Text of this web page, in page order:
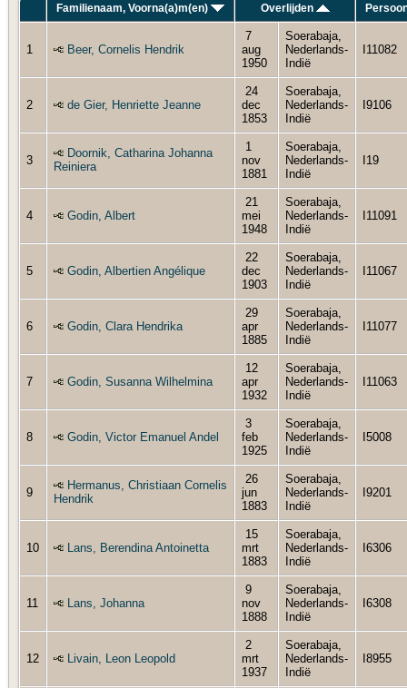
Familienaam, Voorna(a)m(en) Overlijden
1 Beer, Cornelis Hendrik
7
aug
1950
Soerabaja,
Nederlands-
Indië
I11082
2 de Gier, Henriette Jeanne
24
dec
1853
Soerabaja,
Nederlands-
Indië
I9106
3
Doornik, Catharina Johanna
Reiniera
1
nov
1881
Soerabaja,
Nederlands-
Indië
I19
4 Godin, Albert
21
mei
1948
Soerabaja,
Nederlands-
Indië
I11091
5 Godin, Albertien Angélique
22
dec
1903
Soerabaja,
Nederlands-
Indië
I11067
6 Godin, Clara Hendrika
29
apr
1885
Soerabaja,
Nederlands-
Indië
I11077
7 Godin, Susanna Wilhelmina
12
apr
1932
Soerabaja,
Nederlands-
Indië
I11063
8 Godin, Victor Emanuel Andel
3
feb
1925
Soerabaja,
Nederlands-
Indië
I5008
9
Hermanus, Christiaan Cornelis
Hendrik
26
jun
1883
Soerabaja,
Nederlands-
Indië
I9201
10 Lans, Berendina Antoinetta
15
mrt
1883
Soerabaja,
Nederlands-
Indië
I6306
11 Lans, Johanna
9
nov
1888
Soerabaja,
Nederlands-
Indië
I6308
12 Livain, Leon Leopold
2
mrt
1937
Soerabaja,
Nederlands-
Indië
I8955